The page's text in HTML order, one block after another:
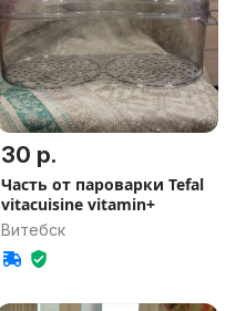
30 р.
Часть от пароварки Tefal
vitacuisine vitamin+
Витебск